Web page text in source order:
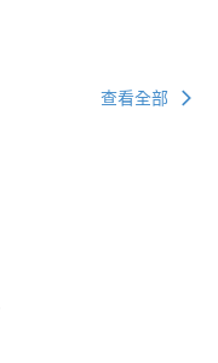
查看全部